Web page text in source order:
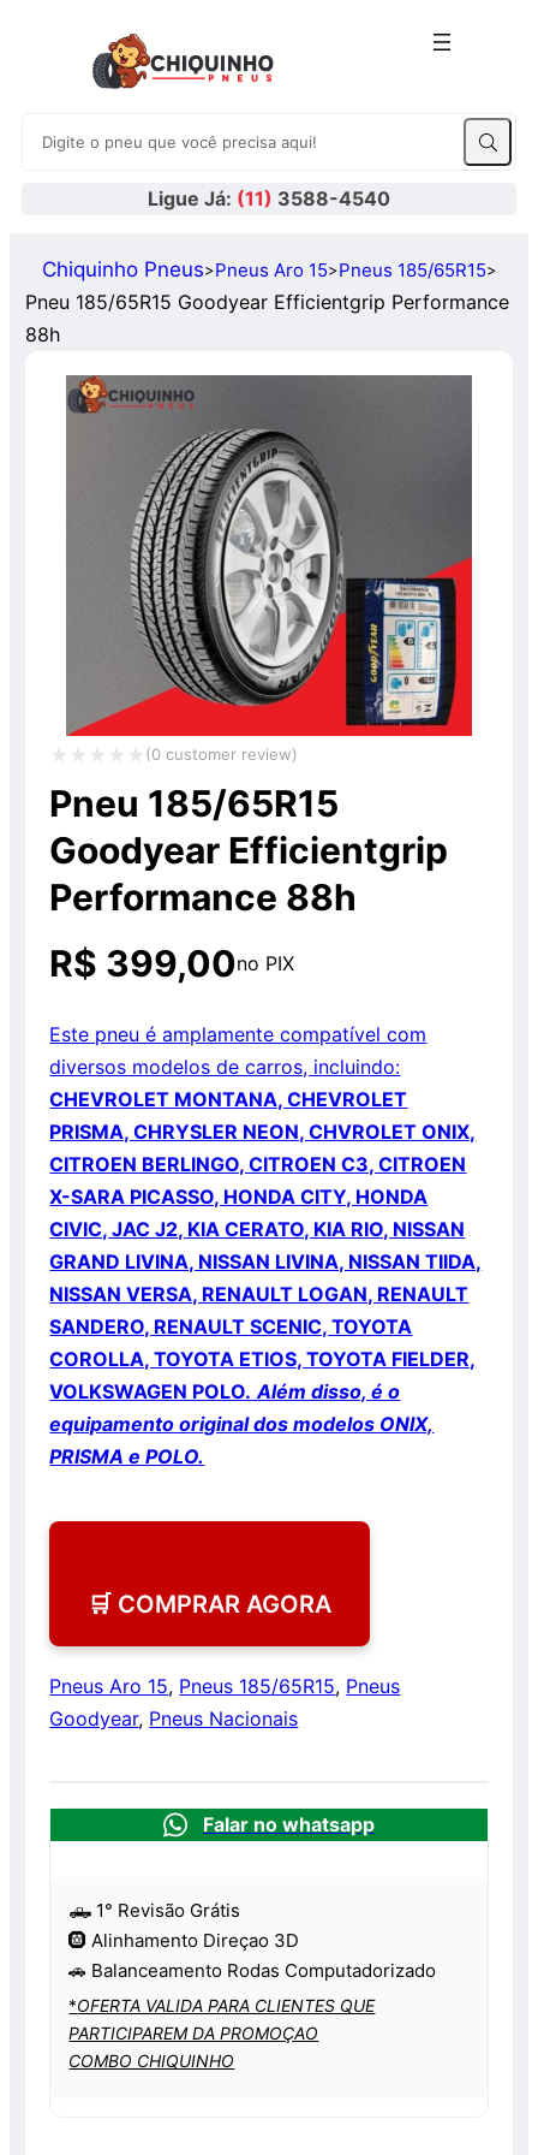
Ligue Já: (11) 3588-4540
Chiquinho Pneus>Pneus Aro 15>Pneus 185/65R15>
Pneu 185/65R15 Goodyear Efficientgrip Performance
88h
Avaliação
0
de
5
(0 customer review)
Pneu 185/65R15
Goodyear Efficientgrip
Performance 88h
R$ 399,00no PIX
Este pneu é amplamente compatível com
diversos modelos de carros, incluindo:
CHEVROLET MONTANA, CHEVROLET
PRISMA, CHRYSLER NEON, CHVROLET ONIX,
CITROEN BERLINGO, CITROEN C3, CITROEN
X-SARA PICASSO, HONDA CITY, HONDA
CIVIC, JAC J2, KIA CERATO, KIA RIO, NISSAN
GRAND LIVINA, NISSAN LIVINA, NISSAN TIIDA,
NISSAN VERSA, RENAULT LOGAN, RENAULT
SANDERO, RENAULT SCENIC, TOYOTA
COROLLA, TOYOTA ETIOS, TOYOTA FIELDER,
VOLKSWAGEN POLO. Além disso, é o
equipamento original dos modelos ONIX,
PRISMA e POLO.
🛒 COMPRAR AGORA
Pneus Aro 15, Pneus 185/65R15, Pneus
Goodyear, Pneus Nacionais
Falar no whatsapp
🛻 1° Revisão Grátis
🛞 Alinhamento Direçao 3D
🚗 Balanceamento Rodas Computadorizado
*OFERTA VALIDA PARA CLIENTES QUE
PARTICIPAREM DA PROMOÇAO
COMBO CHIQUINHO